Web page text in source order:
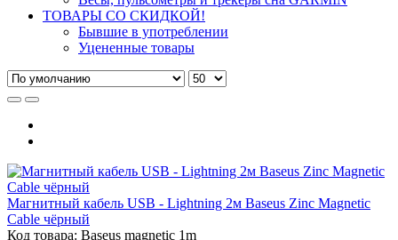
ТОВАРЫ СО СКИДКОЙ!
Бывшие в употреблении
Уцененные товары
Магнитный кабель USB - Lightning 2м Baseus Zinc Magnetic
Cable чёрный
Код товара: Baseus magnetic 1m